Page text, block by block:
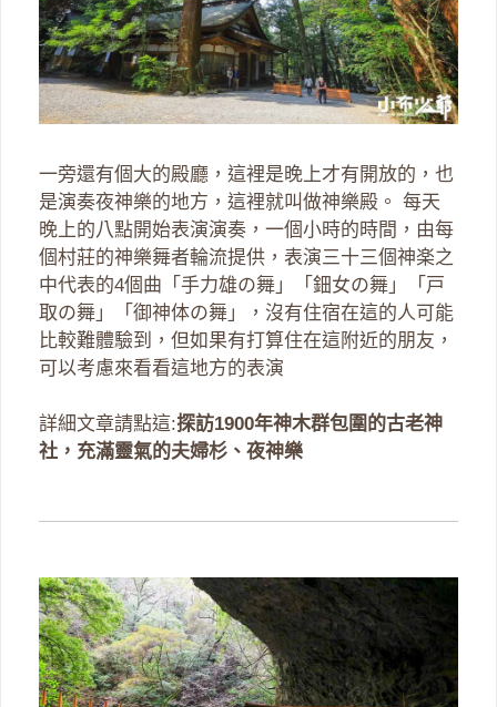
一旁還有個大的殿廳，這裡是晚上才有開放的，也
是演奏夜神樂的地方，這裡就叫做神樂殿。 每天
晚上的八點開始表演演奏，一個小時的時間，由每
個村莊的神樂舞者輪流提供，表演三十三個神楽之
中代表的4個曲「手力雄の舞」「鈿女の舞」「戸
取の舞」「御神体の舞」，沒有住宿在這的人可能
比較難體驗到，但如果有打算住在這附近的朋友，
可以考慮來看看這地方的表演
詳細文章請點這:探訪1900年神木群包圍的古老神
社，充滿靈氣的夫婦杉、夜神樂